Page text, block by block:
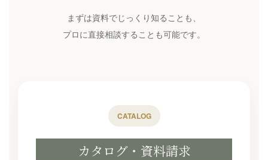
まずは資料でじっくり知ることも、
プロに直接相談することも可能です。
CATALOG
カタログ・資料請求